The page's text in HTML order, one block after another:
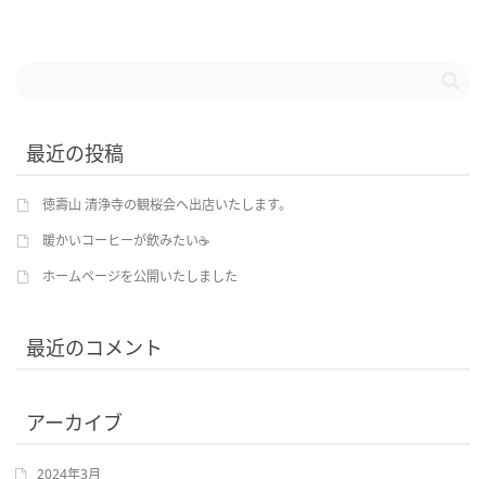
最近の投稿
徳壽山 清浄寺の観桜会へ出店いたします。
暖かいコーヒーが飲みたい☕
ホームページを公開いたしました
最近のコメント
アーカイブ
2024年3月